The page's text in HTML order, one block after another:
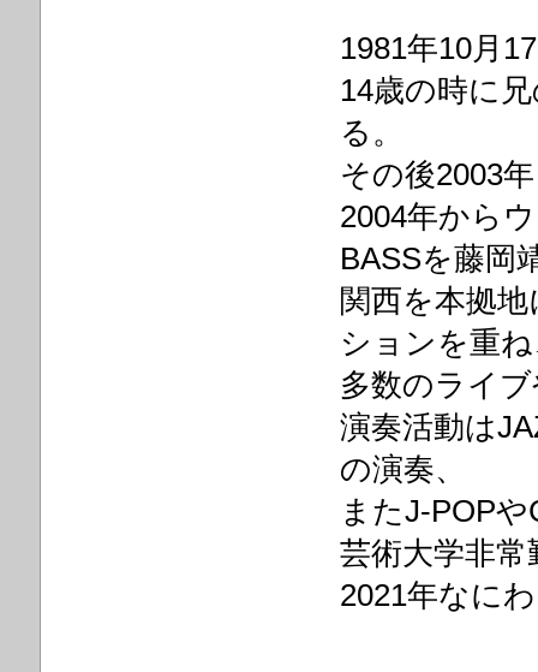
1981年10月 17
14歳の時に
る。
その後2003
2004年から
BASSを藤岡
関西を本拠
ションを重
多数のライ
演奏活動は
の演奏、
またJ-POPや
芸術大学非常
2021年なに